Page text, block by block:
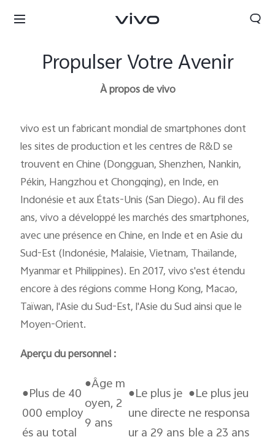
Tunisia | Veuillez sélectionner le pays/la région
Propulser Votre Avenir
À propos de vivo
vivo est un fabricant mondial de smartphones dont
les sites de production et les centres de R&D se
trouvent en Chine (Dongguan, Shenzhen, Nankin,
Pékin, Hangzhou et Chongqing), en Inde, en
Indonésie et aux États-Unis (San Diego). Au fil des
ans, vivo a développé les marchés des smartphones,
avec une présence en Chine, en Inde et en Asie du
Sud-Est (Indonésie, Malaisie, Vietnam, Thaïlande,
Myanmar et Philippines). En 2017, vivo s'est étendu
encore à des régions comme Hong Kong, Macao,
Taïwan, l'Asie du Sud-Est, l'Asie du Sud ainsi que le
Moyen-Orient.
Aperçu du personnel :
●Plus de 40
000 employ
és au total
●Âge m
oyen, 2
9 ans
●Le plus je
une directe
ur a 29 ans
●Le plus jeu
ne responsa
ble a 23 ans